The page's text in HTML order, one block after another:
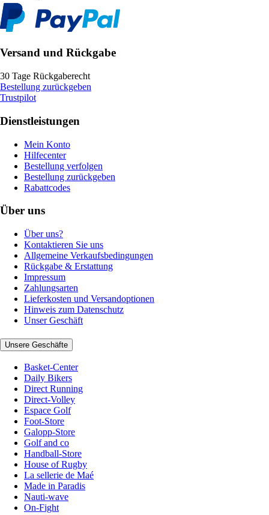
Versand und Rückgabe
30 Tage Rückgaberecht
Bestellung zurückgeben
Trustpilot
Dienstleistungen
Mein Konto
Hilfecenter
Bestellung verfolgen
Bestellung zurückgeben
Rabattcodes
Über uns
Über uns?
Kontaktieren Sie uns
Allgemeine Verkaufsbedingungen
Rückgabe & Erstattung
Impressum
Zahlungsarten
Lieferkosten und Versandoptionen
Hinweis zum Datenschutz
Unser Geschäft
Unsere Geschäfte
Basket-Center
Daily Bikers
Direct Running
Direct-Volley
Espace Golf
Foot-Store
Galopp-Store
Golf and co
Handball-Store
House of Rugby
La sellerie de Maé
Made in Paradis
Nauti-wave
On-Fight